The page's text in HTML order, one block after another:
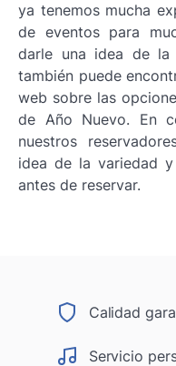
ya tenemos mucha
de eventos para
darle una idea de la
también puede
web sobre las
de Año Nuevo. En
nuestros
idea de la variedad
antes de reservar.
Calidad
Servicio